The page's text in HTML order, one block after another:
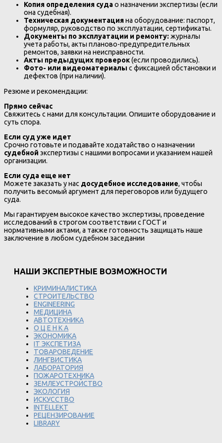
Копия определения судао назначении экспертизы (если
она судебная).
Техническая документацияна оборудование: паспорт,
формуляр, руководство по эксплуатации, сертификаты.
Документы по эксплуатации и ремонту:журналы
учета работы, акты планово-предупредительных
ремонтов, заявки на неисправности.
Акты предыдущих проверок(если проводились).
Фото- или видеоматериалы с фиксацией обстановки и
дефектов (при наличии).
Резюме и рекомендации:
Прямо сейчас
Свяжитесь с нами для консультации. Опишите оборудование и
суть спора.
Если суд уже идет
Срочно готовьте и подавайте ходатайство о назначении
судебной экспертизы с нашими вопросами и указанием нашей
организации.
Если суда еще нет
Можете заказать у нас досудебное исследование, чтобы
получить весомый аргумент для переговоров или будущего
суда.
Мы гарантируем высокое качество экспертизы, проведение
исследований в строгом соответствии с ГОСТ и
нормативными актами, а также готовность защищать наше
заключение в любом судебном заседании
НАШИ ЭКСПЕРТНЫЕ ВОЗМОЖНОСТИ
КРИМИНАЛИСТИКА
СТРОИТЕЛЬСТВО
ENGINEERING
МЕДИЦИНА
АВТОТЕХНИКА
О Ц Е Н К А
ЭКОНОМИКА
IT ЭКСПЕТИЗА
ТОВАРОВЕДЕНИЕ
ЛИНГВИСТИКА
ЛАБОРАТОРИЯ
ПОЖАРОТЕХНИКА
ЗЕМЛЕУСТРОЙСТВО
ЭКОЛОГИЯ
ИСКУССТВО
INTELLEKT
РЕЦЕНЗИРОВАНИЕ
LIBRARY